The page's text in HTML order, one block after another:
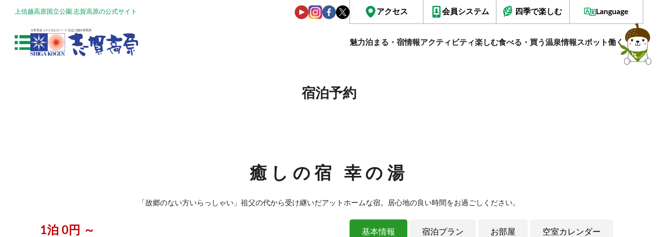
上信越高原国立公園 志賀高原の公式サイト アクセス 会員システム 四季で楽しむ Language
魅力泊まる・宿情報アクティビティ楽しむ食べる・買う温泉情報スポット働く
宿泊予約
癒しの宿 幸の湯
「故郷のない方いらっしゃい」祖父の代から受け継いだアットホームな宿。居心地の良い時間をお過ごしください。
1泊 0円 ～ 基本情報 宿泊プラン お部屋 空室カレンダー